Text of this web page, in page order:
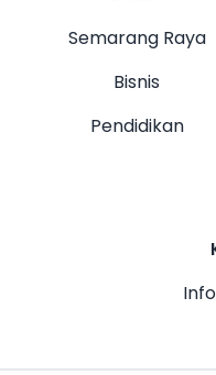
Semarang Raya
Bisnis
Pendidikan